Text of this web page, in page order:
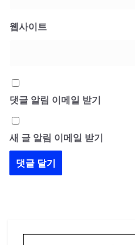
웹사이트
댓글 알림 이메일 받기
새 글 알림 이메일 받기